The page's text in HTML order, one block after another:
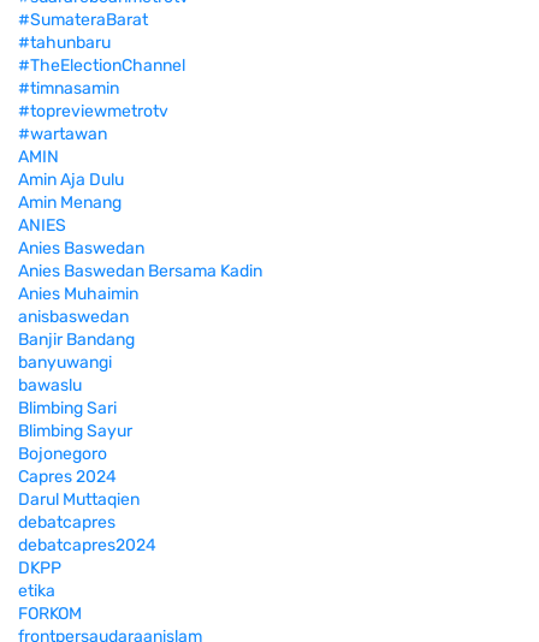
#SumateraBarat
#tahunbaru
#TheElectionChannel
#timnasamin
#topreviewmetrotv
#wartawan
AMIN
Amin Aja Dulu
Amin Menang
ANIES
Anies Baswedan
Anies Baswedan Bersama Kadin
Anies Muhaimin
anisbaswedan
Banjir Bandang
banyuwangi
bawaslu
Blimbing Sari
Blimbing Sayur
Bojonegoro
Capres 2024
Darul Muttaqien
debatcapres
debatcapres2024
DKPP
etika
FORKOM
frontpersaudaraanislam